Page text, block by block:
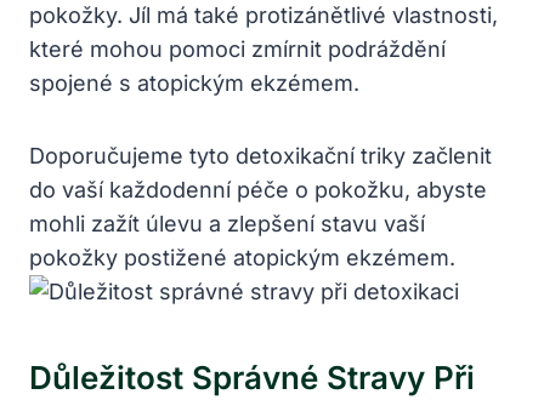
pokožky. Jíl má také protizánětlivé vlastnosti,
které mohou pomoci zmírnit podráždění
spojené s atopickým ekzémem.
Doporučujeme tyto detoxikační triky začlenit
do vaší každodenní péče o pokožku, abyste
mohli zažít úlevu a zlepšení stavu vaší
pokožky postižené atopickým ekzémem.
Důležitost Správné Stravy Při